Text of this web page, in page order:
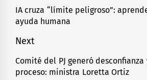
de
entradas
Previous
post:
IA cruza “límite peligroso”:
ayuda humana
Next
Next
post:
Comité del PJ generó
proceso: ministra Loretta Ortiz